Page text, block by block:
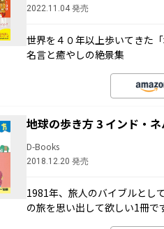
2022.11.04 発売
世界を４０年以上歩いてきた
名言と癒やしの絶景集
地球の歩き方 3 インド・
D-Books
2018.12.20 発売
1981年、旅人のバイブルと
の旅を思い出して欲しい1冊で